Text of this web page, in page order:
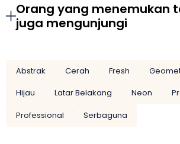
Orang yang menemukan
juga mengunjungi
Abstrak Cerah Fresh
Hijau
Latar Belakang Neon
Professional
Serbaguna